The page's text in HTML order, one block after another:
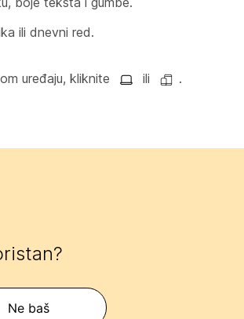
ili dnevni red.
uređaju, kliknite ili .
Ne baš